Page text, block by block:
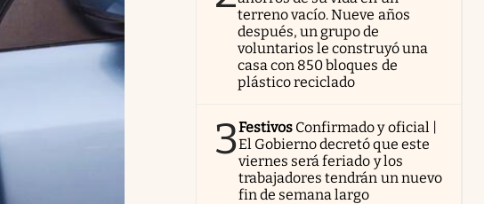
terreno vacío. Nueve años
después, un grupo de
voluntarios le construyó una
casa con 850 bloques de
plástico reciclado
3Festivos Confirmado y oficial |
El Gobierno decretó que este
viernes será feriado y los
trabajadores tendrán un nuevo
fin de semana largo